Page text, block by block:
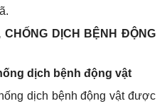
CHỐNG DỊCH BỆNH ĐỘNG
dịch bệnh động vật
dịch bệnh động vật được